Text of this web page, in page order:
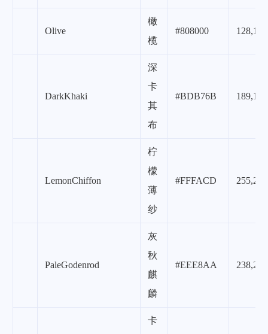
Olive
橄
榄
#808000
DarkKhaki
深
卡
其
布
#BDB76B
LemonChiffon
柠
檬
薄
纱
#FFFACD
PaleGodenrod
灰
秋
麒
麟
#EEE8AA
卡